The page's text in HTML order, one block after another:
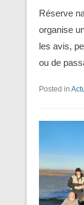
Réserve
organise
les avis,
ou de
Posted in